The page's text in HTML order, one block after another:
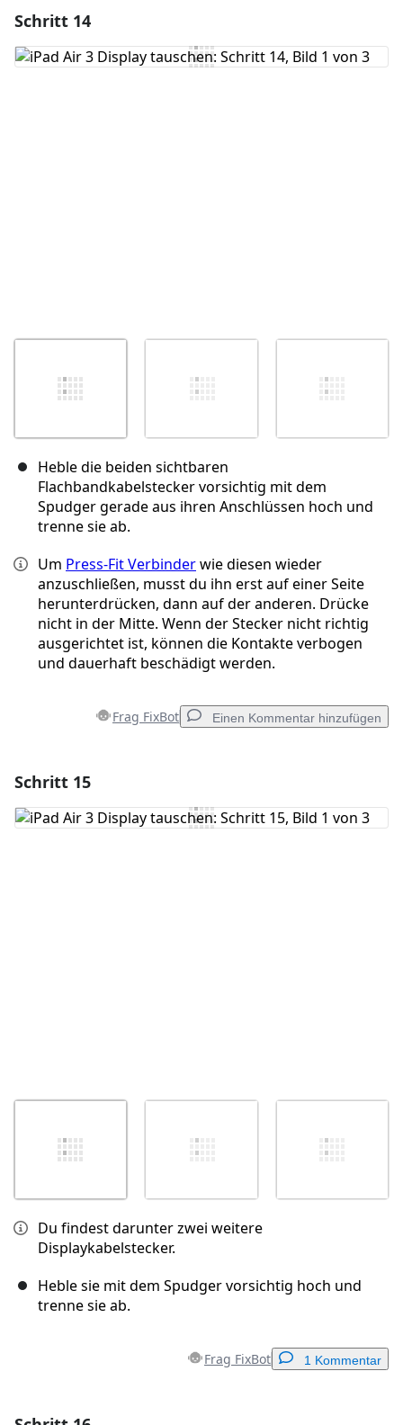
Kommentar hinzufügen
Schritt 14
Heble die beiden sichtbaren
Flachbandkabelstecker vorsichtig mit dem
Spudger gerade aus ihren Anschlüssen hoch und
trenne sie ab.
Um Press-Fit Verbinderwie diesen wieder
anzuschließen, musst du ihn erst auf einer Seite
herunterdrücken, dann auf der anderen. Drücke
nicht in der Mitte. Wenn der Stecker nicht richtig
ausgerichtet ist, können die Kontakte verbogen
und dauerhaft beschädigt werden.
Frag FixBot Einen Kommentar hinzufügen
Kommentar hinzufügen
Schritt 15
Du findest darunter zwei weitere
Displaykabelstecker.
Heble sie mit dem Spudger vorsichtig hoch und
trenne sie ab.
Frag FixBot 1 Kommentar